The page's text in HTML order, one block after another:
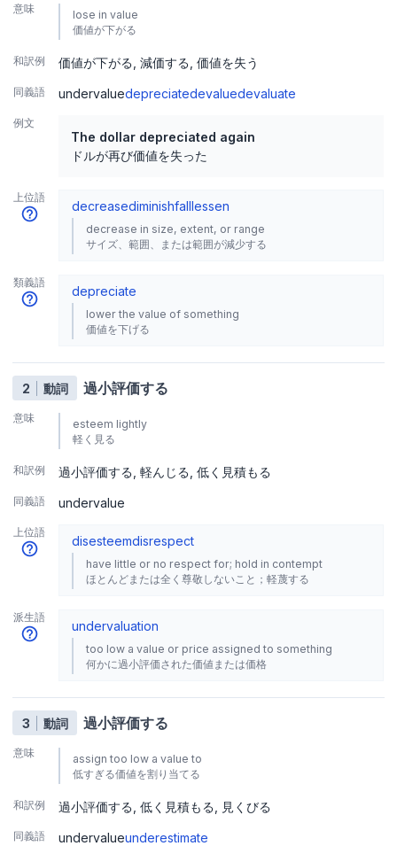
意味
lose in value
価値が下がる
和訳例 価値が下がる 減価する 価値を失う
同義語 undervaluedepreciatedevaluedevaluate
例文
The dollar depreciated again
ドルが再び価値を失った
上位語
decreasediminishfalllessen
decrease in size, extent, or range
サイズ、範囲、または範囲が減少する
類義語
depreciate
lower the value of something
価値を下げる
2 動詞 過小評価する
意味
esteem lightly
軽く見る
和訳例 過小評価する 軽んじる 低く見積もる
同義語 undervalue
上位語
disesteemdisrespect
have little or no respect for; hold in contempt
ほとんどまたは全く尊敬しないこと；軽蔑する
派生語
undervaluation
too low a value or price assigned to something
何かに過小評価された価値または価格
3 動詞 過小評価する
意味
assign too low a value to
低すぎる価値を割り当てる
和訳例 過小評価する 低く見積もる 見くびる
同義語 undervalueunderestimate